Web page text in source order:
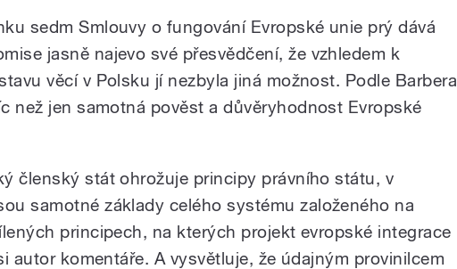
sedm Smlouvy o fungování Evropské unie prý dává
jasně najevo své přesvědčení, že vzhledem k
věcí v Polsku jí nezbyla jiná možnost. Podle Barbera
než jen samotná pověst a důvěryhodnost Evropské
členský stát ohrožuje principy právního státu, v
samotné základy celého systému založeného na
principech, na kterých projekt evropské integrace
autor komentáře. A vysvětluje, že údajným provinilcem